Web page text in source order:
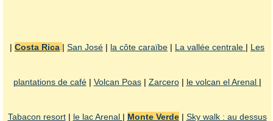
| Costa Rica | San José | la côte caraïbe | La vallée centrale | Les
plantations de café| Volcan Poas| Zarcero| le volcan el Arenal |
Tabacon resort| le lac Arenal | Monte Verde| Sky walk : au dessus